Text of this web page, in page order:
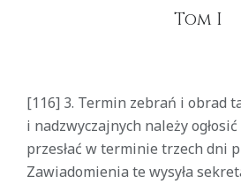
Tom I
[116] 3. Termin zebrań i obrad
i nadzwyczajnych należy
przesłać w terminie trzech dni
Zawiadomienia te wysyła